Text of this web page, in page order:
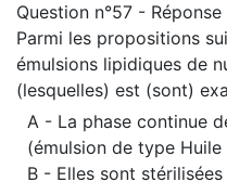
Question n°57 -
Parmi les propositions
émulsions lipidiques de
(lesquelles) est (sont)
A - La phase continue
(émulsion de type Huile
B - Elles sont